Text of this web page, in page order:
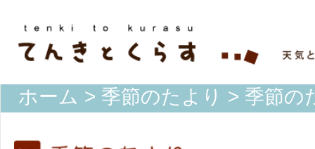
ホーム > 季節のたより > 季節の